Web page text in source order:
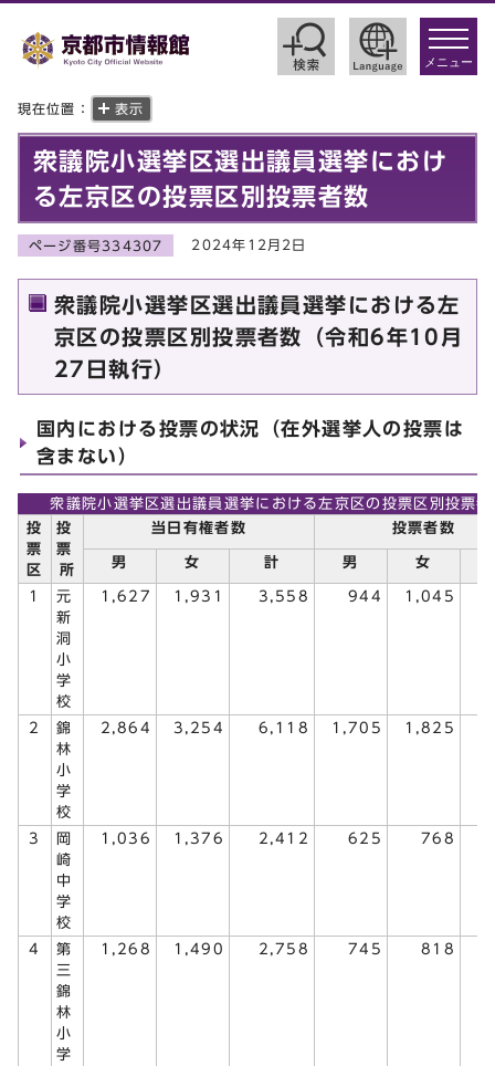
toggle
メニュー
現在位置： 表示
衆議院小選挙区選出議員選挙におけ
る左京区の投票区別投票者数
ページ番号334307 2024年12月2日
衆議院小選挙区選出議員選挙における左
京区の投票区別投票者数（令和6年10月
27日執行）
国内における投票の状況（在外選挙人の投票は
含まない）
衆議院小選挙区選出議員選挙における左京区の投票区別投票
投
票
区
投
票
所
当日有権者数 投票者数
男 女 計 男 女
1
元
新
洞
小
学
校
1,627 1,931 3,558 944 1,045
2
錦
林
小
学
校
2,864 3,254 6,118 1,705 1,825
3
岡
崎
中
学
校
1,036 1,376 2,412 625 768
4
第
三
錦
林
小
学
1,268 1,490 2,758 745 818